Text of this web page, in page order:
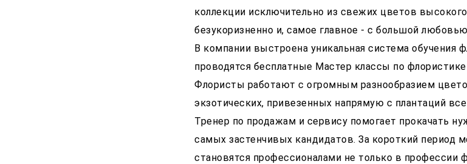
коллекции исключительно из свежих цветов
безукоризненно и, самое главное - с большой
В компании выстроена уникальная система обучения
проводятся бесплатные Мастер классы по
Флористы работают с огромным разнообразием
экзотических, привезенных напрямую с плантаций
Тренер по продажам и сервису помогает прокачать
самых застенчивых кандидатов. За короткий
становятся профессионалами не только в профессии